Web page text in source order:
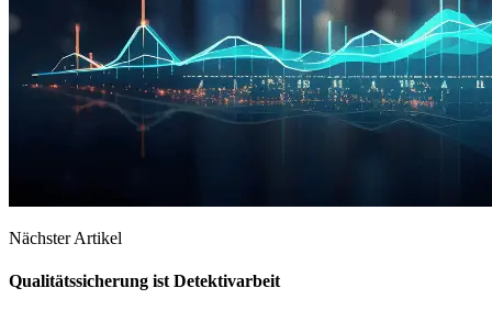
Nächster Artikel
Qualitätssicherung ist Detektivarbeit